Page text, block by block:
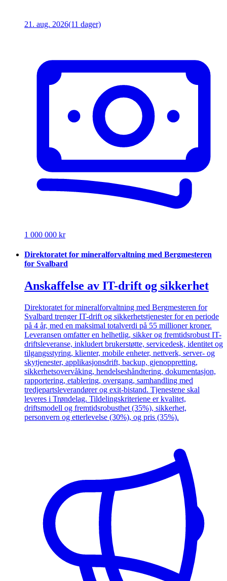
21. aug. 2026(11 dager)
1 000 000 kr
Direktoratet for mineralforvaltning med Bergmesteren
for Svalbard
Anskaffelse av IT-drift og sikkerhet
Direktoratet for mineralforvaltning med Bergmesteren for
Svalbard trenger IT-drift og sikkerhetstjenester for en periode
på 4 år, med en maksimal totalverdi på 55 millioner kroner.
Leveransen omfatter en helhetlig, sikker og fremtidsrobust IT-
driftsleveranse, inkludert brukerstøtte, servicedesk, identitet og
tilgangsstyring, klienter, mobile enheter, nettverk, server- og
skytjenester, applikasjonsdrift, backup, gjenoppretting,
sikkerhetsovervåking, hendelseshåndtering, dokumentasjon,
rapportering, etablering, overgang, samhandling med
tredjepartsleverandører og exit-bistand. Tjenestene skal
leveres i Trøndelag. Tildelingskriteriene er kvalitet,
driftsmodell og fremtidsrobusthet (35%), sikkerhet,
personvern og etterlevelse (30%), og pris (35%).